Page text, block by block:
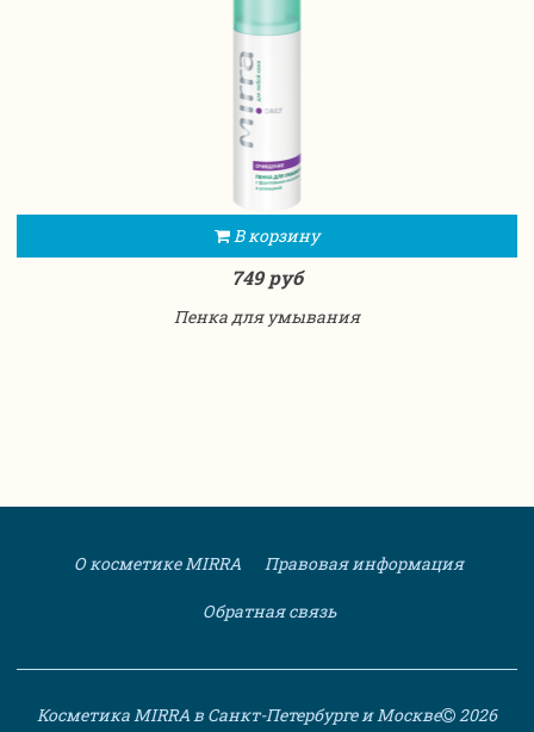
В корзину
749 руб
Пенка для умывания
О косметике MIRRA Правовая информация
Обратная связь
Косметика MIRRA в Санкт-Петербурге и Москве 2026